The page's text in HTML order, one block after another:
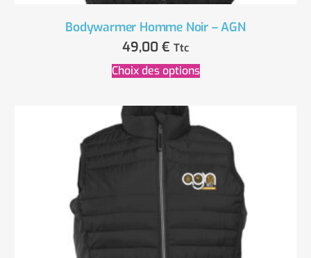
Bodywarmer Homme Noir – AGN
49,00 € Ttc
Choix des options